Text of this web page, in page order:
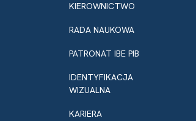
KIEROWNICTWO
RADA NAUKOWA
PATRONAT IBE PIB
IDENTYFIKACJA
WIZUALNA
KARIERA